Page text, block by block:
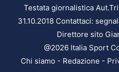
Testata giornalistica
31.10.2018 Contattaci:
Direttore sito
@2026 Italia Sport
Chi siamo - Redazione -